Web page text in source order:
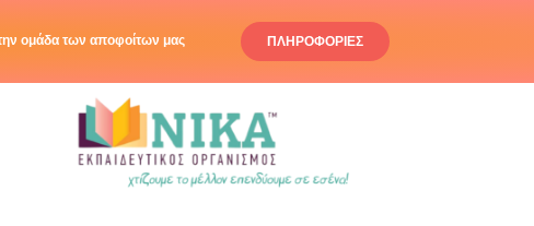
ομάδα των αποφοίτων μας ΠΛΗΡΟΦΟΡΙΕΣ